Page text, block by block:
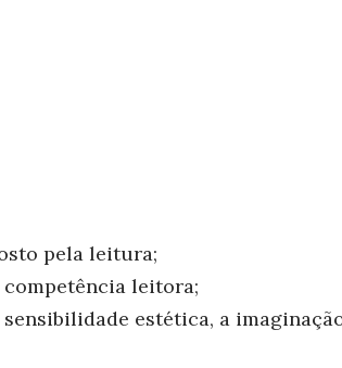
pela leitura;
competência leitora;
sensibilidade estética, a